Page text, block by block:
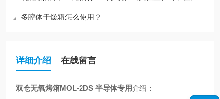
多腔体干燥箱怎么使用？
详细介绍 在线留言
双仓无氧烤箱MOL-2DS 半导体专用介绍：